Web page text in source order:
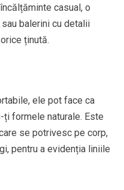
casual, o
balerini cu detalii
ținută.
ele pot face ca
formele naturale. Este
se potrivesc pe corp,
pentru a evidenția liniile